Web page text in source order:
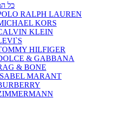
כל
RALPH LAUREN
KORS
KLEIN
HILFIGER
& GABBANA
& BONE
MARANT